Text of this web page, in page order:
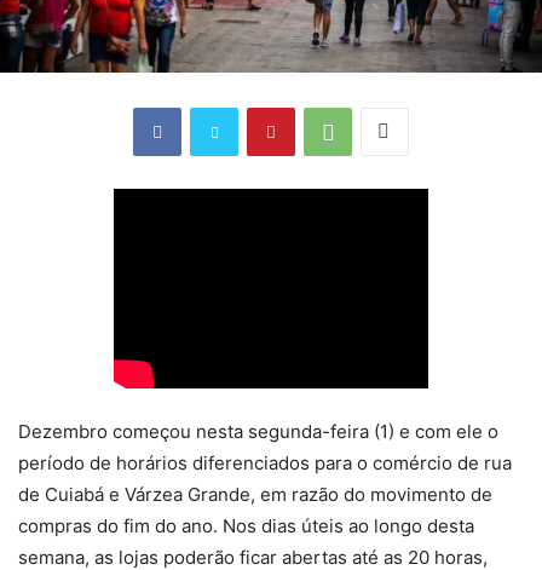
Dezembro começou nesta segunda-feira (1) e com ele o
período de horários diferenciados para o comércio de rua
de Cuiabá e Várzea Grande, em razão do movimento de
compras do fim do ano. Nos dias úteis ao longo desta
semana, as lojas poderão ficar abertas até as 20 horas,